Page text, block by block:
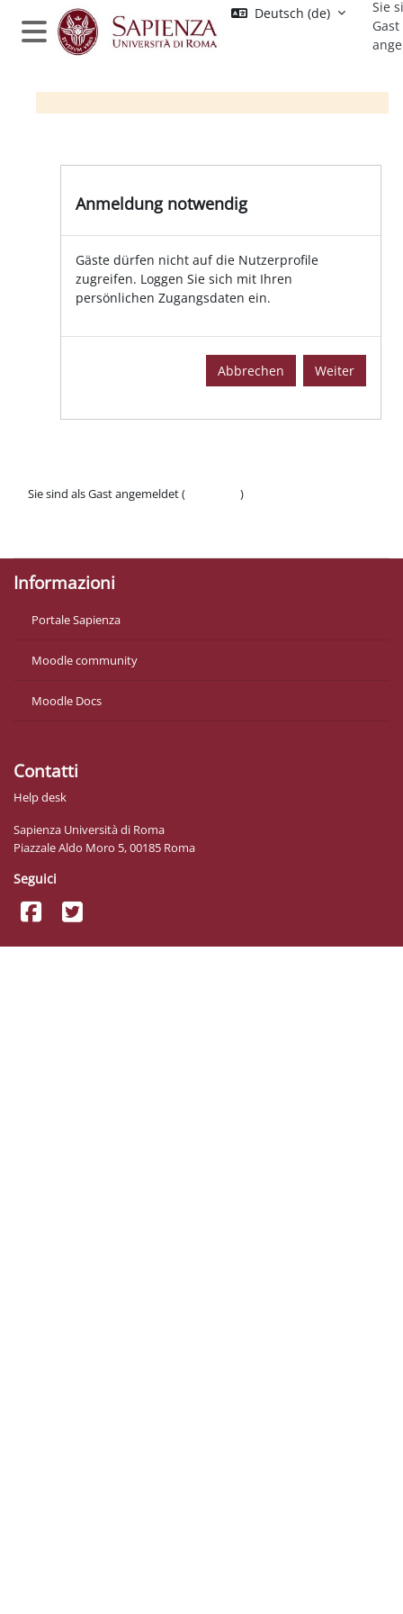
Zum Hauptinhalt
Website-Übersicht
Deutsch ‎(de)‎
Sie
Gast
Anmeldung notwendig
Gäste dürfen nicht auf die Nutzerprofile
zugreifen. Loggen Sie sich mit Ihren
persönlichen Zugangsdaten ein.
Abbrechen Weiter
Sie sind als Gast angemeldet (
)
Informazioni
Portale Sapienza
Moodle community
Moodle Docs
Contatti
Help desk
Sapienza Università di Roma
Piazzale Aldo Moro 5, 00185 Roma
Seguici